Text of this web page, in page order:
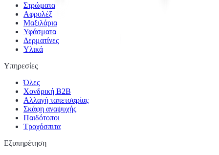
Στρώματα
Αφρολέξ
Μαξιλάρια
Υφάσματα
Δερματίνες
Υλικά
Υπηρεσίες
Όλες
Χονδρική Β2Β
Αλλαγή ταπετσαρίας
Σκάφη αναψυχής
Παιδότοποι
Τροχόσπιτα
Εξυπηρέτηση